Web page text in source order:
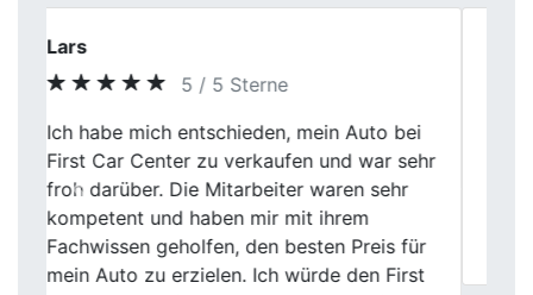
Kevin Meier
5 / 5 Sterne
First Car Center hat mich nicht enttäuscht.
Die Bewertung meines Autos war fair und
die Mitarbeiter waren äußerst freundlich.
Der ganze Prozess war unkompliziert und
schnell erledigt.
Previous